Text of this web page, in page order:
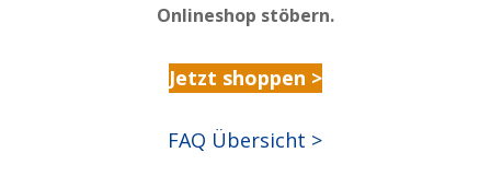
Onlineshop stöbern.
Jetzt shoppen >
FAQ Übersicht >